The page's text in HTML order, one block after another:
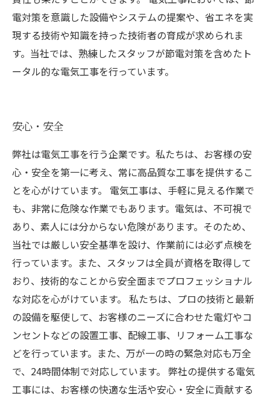
電対策を意識した設備やシステムの提案や、省エネを実
現する技術や知識を持った技術者の育成が求められま
す。当社では、熟練したスタッフが節電対策を含めたト
ータル的な電気工事を行っています。
安心・安全
弊社は電気工事を行う企業です。私たちは、お客様の安
心・安全を第一に考え、常に高品質な工事を提供するこ
とを心がけています。 電気工事は、手軽に見える作業で
も、非常に危険な作業でもあります。電気は、不可視で
あり、素人には分からない危険があります。そのため、
当社では厳しい安全基準を設け、作業前には必ず点検を
行っています。また、スタッフは全員が資格を取得して
おり、技術的なことから安全面までプロフェッショナル
な対応を心がけています。 私たちは、プロの技術と最新
の設備を駆使して、お客様のニーズに合わせた電灯やコ
ンセントなどの設置工事、配線工事、リフォーム工事な
どを行っています。また、万が一の時の緊急対応も万全
で、24時間体制で対応しています。 弊社の提供する電気
工事には、お客様の快適な生活や安心・安全に貢献する